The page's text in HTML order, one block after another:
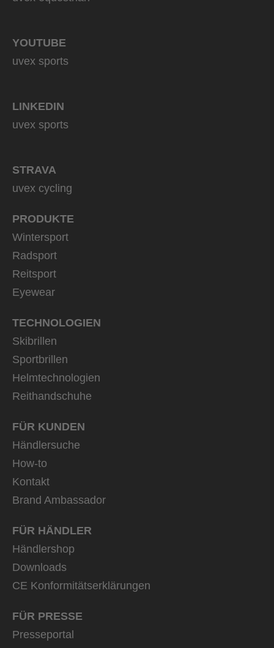
YOUTUBE
uvex sports
LINKEDIN
uvex sports
STRAVA
uvex cycling
PRODUKTE
Wintersport
Radsport
Reitsport
Eyewear
TECHNOLOGIEN
Skibrillen
Sportbrillen
Helmtechnologien
Reithandschuhe
FÜR KUNDEN
Händlersuche
How-to
Kontakt
Brand Ambassador
FÜR HÄNDLER
Händlershop
Downloads
CE Konformitätserklärungen
FÜR PRESSE
Presseportal